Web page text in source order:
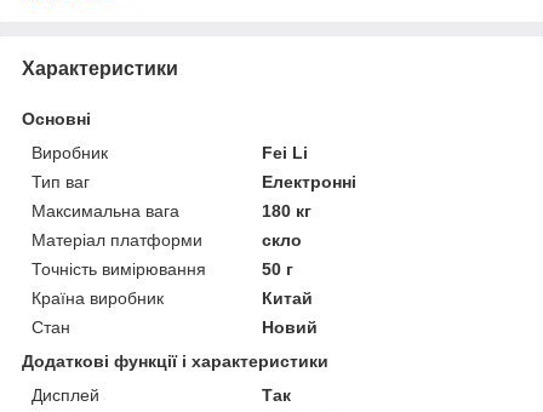
Характеристики
Основні
Виробник
Fei Li
Тип ваг
Електронні
Максимальна вага
180 кг
Матеріал платформи
скло
Точність вимірювання
50 г
Країна виробник
Китай
Стан
Новий
Додаткові функції і характеристики
Дисплей
Так